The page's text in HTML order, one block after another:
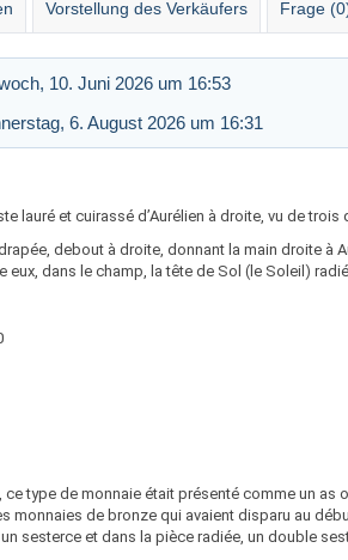
Vorstellung des Verkäufers Frage
10. Juni 2026 um 16:53
6. August 2026 um 16:31
lauré et cuirassé d’Aurélien à droite, vu de trois
debout à droite, donnant la main droite à
eux, dans le champ, la tête de Sol (le Soleil)
ce type de monnaie était présenté comme un
monnaies de bronze qui avaient disparu au
sesterce et dans la pièce radiée, un double